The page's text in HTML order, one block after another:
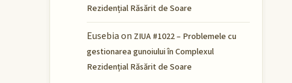
Rezidențial Răsărit de Soare
Eusebiaon ZIUA #1022 – Problemele cu
gestionarea gunoiului în Complexul
Rezidențial Răsărit de Soare